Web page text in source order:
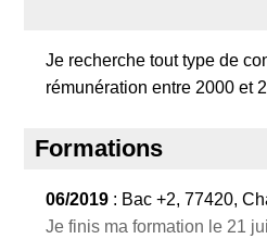
Je recherche tout type de
rémunération entre 2000 et
Formations
06/2019 : Bac +2, 77420,
Je finis ma formation le 21